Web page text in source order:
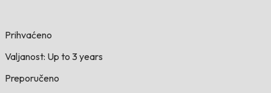
Prihvaćeno
Valjanost: Up to 3 years
Preporučeno